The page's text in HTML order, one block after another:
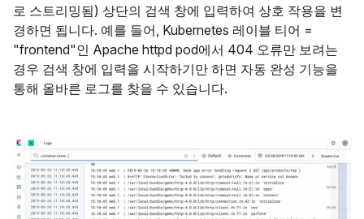
로 스트리밍됨) 상단의 검색 창에 입력하여 상호 작용을 변
경하면 됩니다. 예를 들어, Kubernetes 레이블 티어 =
"frontend"인 Apache httpd pod에서 404 오류만 보려는
경우 검색 창에 입력을 시작하기만 하면 자동 완성 기능을
통해 올바른 로그를 찾을 수 있습니다.